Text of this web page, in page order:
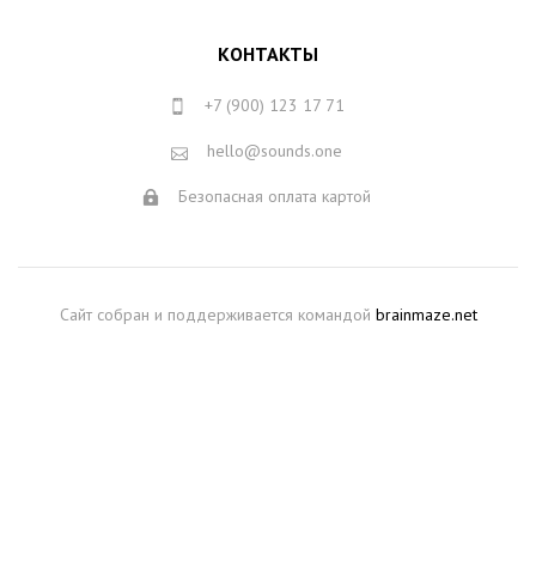
КОНТАКТЫ
+7 (900) 123 17 71
hello@sounds.one
Безопасная оплата картой
Сайт собран и поддерживается командой brainmaze.net